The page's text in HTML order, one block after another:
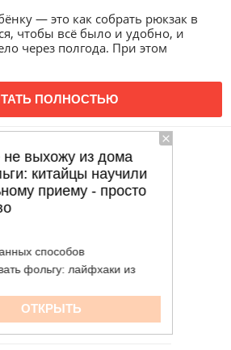
— это как собрать рюкзак в
чтобы всё было и удобно, и
через полгода. При этом
ПОЛНОСТЬЮ